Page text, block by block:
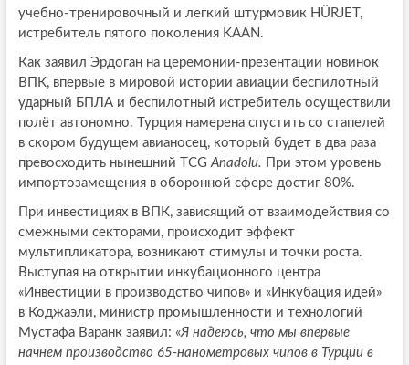
учебно-тренировочный и легкий штурмовик HÜRJET,
истребитель пятого поколения KAAN.
Как заявил Эрдоган на церемонии-презентации новинок
ВПК, впервые в мировой истории авиации беспилотный
ударный БПЛА и беспилотный истребитель осуществили
полёт автономно. Турция намерена спустить со стапелей
в скором будущем авианосец, который будет в два раза
превосходить нынешний TCGAnadolu.
При этом уровень
импортозамещения в оборонной сфере достиг 80%.
При инвестициях в ВПК, зависящий от взаимодействия со
смежными секторами, происходит эффект
мультипликатора, возникают стимулы и точки роста.
Выступая на открытии инкубационного центра
«Инвестиции в производство чипов» и «Инкубация идей»
в Коджаэли, министр промышленности и технологий
Мустафа Варанк заявил: «Я надеюсь, что мы впервые
начнем производство 65-нанометровых чипов в Турции в